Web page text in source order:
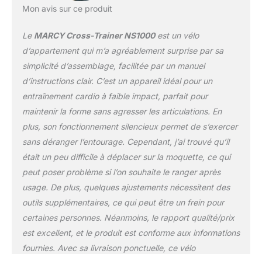
124 cm. | Taille de
190cm | Max. Poids
utilisateur : 110 kg.
Mon avis sur ce produit
Le MARCY Cross-Trainer NS1000est un vélo
d’appartement qui m’a agréablement surprise par sa
simplicité d’assemblage, facilitée par un manuel
d’instructions clair. C’est un appareil idéal pour un
entraînement cardio à faible impact, parfait pour
maintenir la forme sans agresser les articulations. En
plus, son fonctionnement silencieux permet de s’exercer
sans déranger l’entourage. Cependant, j’ai trouvé qu’il
était un peu difficile à déplacer sur la moquette, ce qui
peut poser problème si l’on souhaite le ranger après
usage. De plus, quelques ajustements nécessitent des
outils supplémentaires, ce qui peut être un frein pour
certaines personnes. Néanmoins, le rapport qualité/prix
est excellent, et le produit est conforme aux informations
fournies. Avec sa livraison ponctuelle, ce vélo